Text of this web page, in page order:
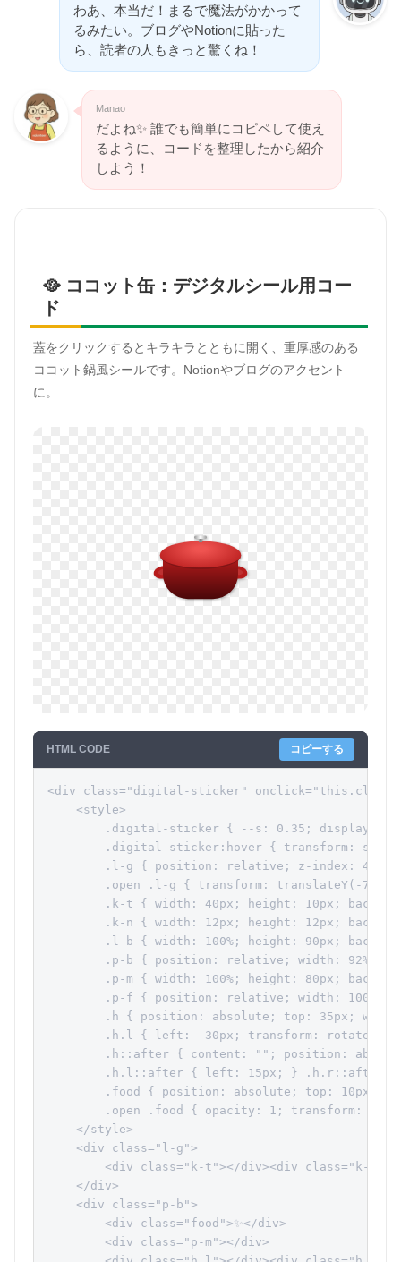
わあ、本当だ！まるで魔法がかかって
るみたい。ブログやNotionに貼った
ら、読者の人もきっと驚くね！
Manao
だよね✨ 誰でも簡単にコピペして使え
るように、コードを整理したから紹介
しよう！
🥘 ココット缶：デジタルシール用コー
ド
蓋をクリックするとキラキラとともに開く、重厚感のある
ココット鍋風シールです。Notionやブログのアクセント
に。
HTML CODE コピーする
<div class="digital-sticker"
    <style>
.digital-sticker { --s: 0.35; display:
.digital-sticker:hover { transform:
.l-g { position: relative; z-index: 40;
.open .l-g { transform: translateY(-
.k-t { width: 40px; height: 10px;
.k-n { width: 12px; height: 12px;
.l-b { width: 100%; height: 90px;
.p-b { position: relative; width: 92%;
.p-m { width: 100%; height: 80px;
.p-f { position: relative; width: 100%;
.h { position: absolute; top: 35px;
.h.l { left: -30px; transform: rotate(-
.h::after { content: ""; position:
.h.l::after { left: 15px; } .h.r::after
.food { position: absolute; top: 10px;
.open .food { opacity: 1; transform:
    </style>
    <div class="l-g">
<div class="k-t"></div><div class="k-
    </div>
    <div class="p-b">
        <div class="food">✨</div>
        <div class="p-m"></div>